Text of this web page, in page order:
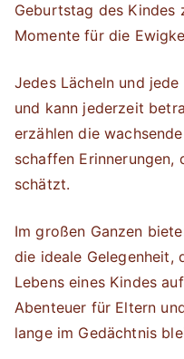
Geburtstag des Kindes
Momente für die
Jedes Lächeln und
und kann jederzeit
erzählen die
schaffen Erinnerungen,
schätzt.
Im großen Ganzen
die ideale Gelegenheit,
Lebens eines Kindes
Abenteuer für Eltern
lange im Gedächtnis